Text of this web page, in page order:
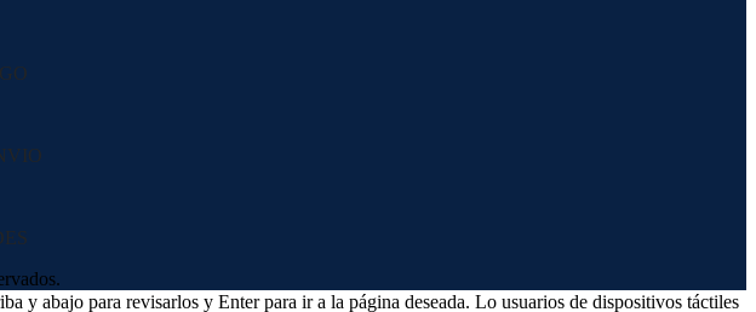
y abajo para revisarlos y Enter para ir a la página deseada. Lo usuarios de dispositivos táctiles